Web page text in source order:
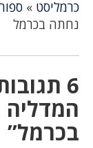
כרמליסט »
נחתה בכרמל
6
המדליה
בכרמל”